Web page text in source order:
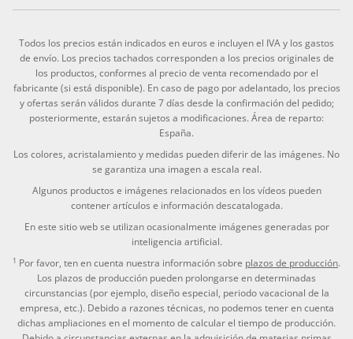
Todos los precios están indicados en euros e incluyen el IVA y los gastos
de envío. Los precios tachados corresponden a los precios originales de
los productos, conformes al precio de venta recomendado por el
fabricante (si está disponible). En caso de pago por adelantado, los precios
y ofertas serán válidos durante 7 días desde la confirmación del pedido;
posteriormente, estarán sujetos a modificaciones. Área de reparto:
España.
Los colores, acristalamiento y medidas pueden diferir de las imágenes. No
se garantiza una imagen a escala real.
Algunos productos e imágenes relacionados en los vídeos pueden
contener artículos e información descatalogada.
En este sitio web se utilizan ocasionalmente imágenes generadas por
inteligencia artificial.
1 Por favor, ten en cuenta nuestra información sobre plazos de producción.
Los plazos de producción pueden prolongarse en determinadas
circunstancias (por ejemplo, diseño especial, periodo vacacional de la
empresa, etc.). Debido a razones técnicas, no podemos tener en cuenta
dichas ampliaciones en el momento de calcular el tiempo de producción.